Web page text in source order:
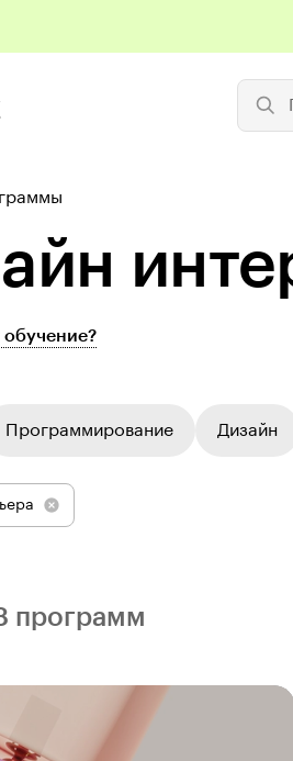
обучение?
Программирование Дизайн
программ